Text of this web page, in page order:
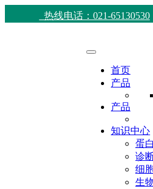
热线电话：021-65130530
首页
产品
产品
知识中心
蛋
诊
细
生